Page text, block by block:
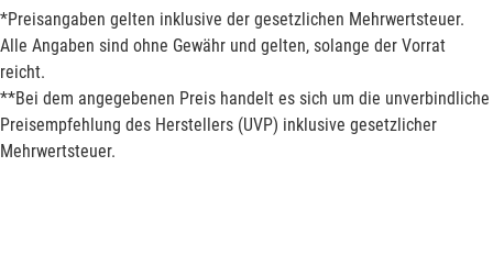
*Preisangaben gelten inklusive der gesetzlichen Mehrwertsteuer.
Alle Angaben sind ohne Gewähr und gelten, solange der Vorrat
reicht.
**Bei dem angegebenen Preis handelt es sich um die unverbindliche
Preisempfehlung des Herstellers (UVP) inklusive gesetzlicher
Mehrwertsteuer.